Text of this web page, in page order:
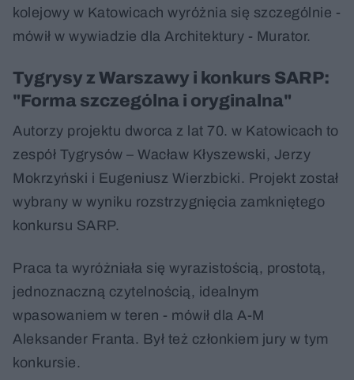
kolejowy w Katowicach wyróżnia się szczególnie -
mówił w wywiadzie dla Architektury - Murator.
Tygrysy z Warszawy i konkurs SARP:
"Forma szczególna i oryginalna"
Autorzy projektu dworca z lat 70. w Katowicach to
zespół Tygrysów – Wacław Kłyszewski, Jerzy
Mokrzyński i Eugeniusz Wierzbicki. Projekt został
wybrany w wyniku rozstrzygnięcia zamkniętego
konkursu SARP.
Praca ta wyróżniała się wyrazistością, prostotą,
jednoznaczną czytelnością, idealnym
wpasowaniem w teren - mówił dla A-M
Aleksander Franta. Był też członkiem jury w tym
konkursie.